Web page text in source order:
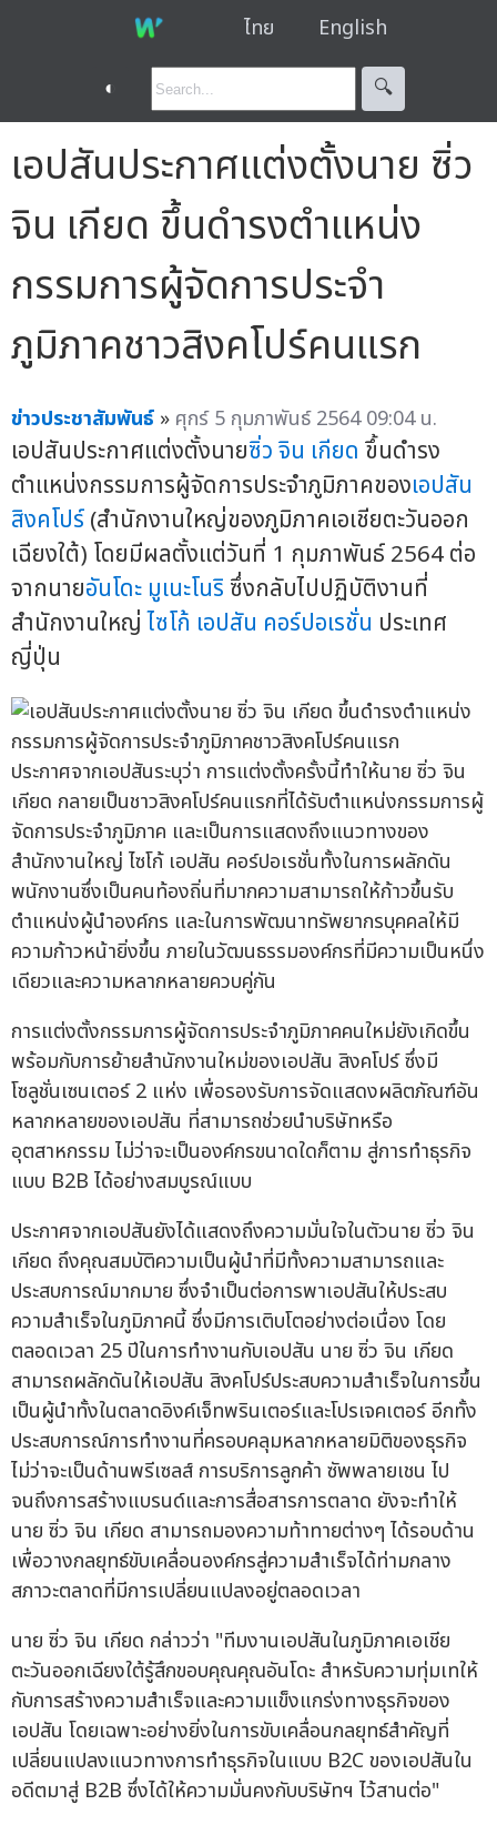
ไทย English
◐ 🔍︎
เอปสันประกาศแต่งตั้งนาย ซิ่ว
จิน เกียด ขึ้นดำรงตำแหน่ง
กรรมการผู้จัดการประจำ
ภูมิภาคชาวสิงคโปร์คนแรก
ข่าวประชาสัมพันธ์ » ศุกร์ 5 กุมภาพันธ์ 2564 09:04 น.
เอปสันประกาศแต่งตั้งนายซิ่ว จิน เกียด ขึ้นดำรง
ตำแหน่งกรรมการผู้จัดการประจำภูมิภาคของเอปสัน
สิงคโปร์(สำนักงานใหญ่ของภูมิภาคเอเชียตะวันออก
เฉียงใต้) โดยมีผลตั้งแต่วันที่ 1 กุมภาพันธ์ 2564 ต่อ
จากนายอันโดะ มูเนะโนริ ซึ่งกลับไปปฏิบัติงานที่
สำนักงานใหญ่ไซโก้ เอปสัน คอร์ปอเรชั่น ประเทศ
ญี่ปุ่น
ประกาศจากเอปสันระบุว่า การแต่งตั้งครั้งนี้ทำให้นาย ซิ่ว จิน
เกียด กลายเป็นชาวสิงคโปร์คนแรกที่ได้รับตำแหน่งกรรมการผู้
จัดการประจำภูมิภาค และเป็นการแสดงถึงแนวทางของ
สำนักงานใหญ่ ไซโก้ เอปสัน คอร์ปอเรชั่นทั้งในการผลักดัน
พนักงานซึ่งเป็นคนท้องถิ่นที่มากความสามารถให้ก้าวขึ้นรับ
ตำแหน่งผู้นำองค์กร และในการพัฒนาทรัพยากรบุคคลให้มี
ความก้าวหน้ายิ่งขึ้น ภายในวัฒนธรรมองค์กรที่มีความเป็นหนึ่ง
เดียวและความหลากหลายควบคู่กัน
การแต่งตั้งกรรมการผู้จัดการประจำภูมิภาคคนใหม่ยังเกิดขึ้น
พร้อมกับการย้ายสำนักงานใหม่ของเอปสัน สิงคโปร์ ซึ่งมี
โซลูชั่นเซนเตอร์ 2 แห่ง เพื่อรองรับการจัดแสดงผลิตภัณฑ์อัน
หลากหลายของเอปสัน ที่สามารถช่วยนำบริษัทหรือ
อุตสาหกรรม ไม่ว่าจะเป็นองค์กรขนาดใดก็ตาม สู่การทำธุรกิจ
แบบ B2B ได้อย่างสมบูรณ์แบบ
ประกาศจากเอปสันยังได้แสดงถึงความมั่นใจในตัวนาย ซิ่ว จิน
เกียด ถึงคุณสมบัติความเป็นผู้นำที่มีทั้งความสามารถและ
ประสบการณ์มากมาย ซึ่งจำเป็นต่อการพาเอปสันให้ประสบ
ความสำเร็จในภูมิภาคนี้ ซึ่งมีการเติบโตอย่างต่อเนื่อง โดย
ตลอดเวลา 25 ปีในการทำงานกับเอปสัน นาย ซิ่ว จิน เกียด
สามารถผลักดันให้เอปสัน สิงคโปร์ประสบความสำเร็จในการขึ้น
เป็นผู้นำทั้งในตลาดอิงค์เจ็ทพรินเตอร์และโปรเจคเตอร์ อีกทั้ง
ประสบการณ์การทำงานที่ครอบคลุมหลากหลายมิติของธุรกิจ
ไม่ว่าจะเป็นด้านพรีเซลส์ การบริการลูกค้า ซัพพลายเชน ไป
จนถึงการสร้างแบรนด์และการสื่อสารการตลาด ยังจะทำให้
นาย ซิ่ว จิน เกียด สามารถมองความท้าทายต่างๆ ได้รอบด้าน
เพื่อวางกลยุทธ์ขับเคลื่อนองค์กรสู่ความสำเร็จได้ท่ามกลาง
สภาวะตลาดที่มีการเปลี่ยนแปลงอยู่ตลอดเวลา
นาย ซิ่ว จิน เกียด กล่าวว่า "ทีมงานเอปสันในภูมิภาคเอเชีย
ตะวันออกเฉียงใต้รู้สึกขอบคุณคุณอันโดะ สำหรับความทุ่มเทให้
กับการสร้างความสำเร็จและความแข็งแกร่งทางธุรกิจของ
เอปสัน โดยเฉพาะอย่างยิ่งในการขับเคลื่อนกลยุทธ์สำคัญที่
เปลี่ยนแปลงแนวทางการทำธุรกิจในแบบ B2C ของเอปสันใน
อดีตมาสู่ B2B ซึ่งได้ให้ความมั่นคงกับบริษัทฯ ไว้สานต่อ"